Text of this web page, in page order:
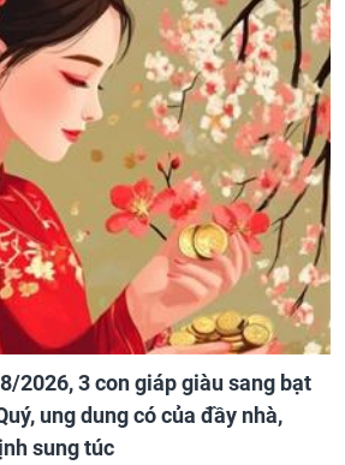
2026, 3 con giáp giàu sang bạt
ung dung có của đầy nhà,
sung túc